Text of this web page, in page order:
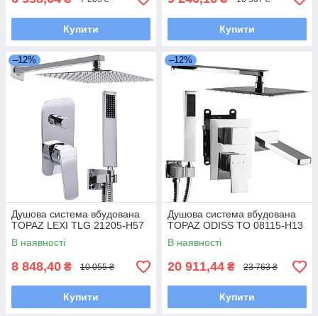
Купити Купити
–12%
Душова система вбудована
TOPAZ LEXI TLG 21205-H57
В наявності
8 848,40 ₴ 10 055 ₴
Купити
–12%
Душова система вбудована
TOPAZ ODISS TO 08115-H13
В наявності
20 911,44 ₴ 23 763 ₴
Купити